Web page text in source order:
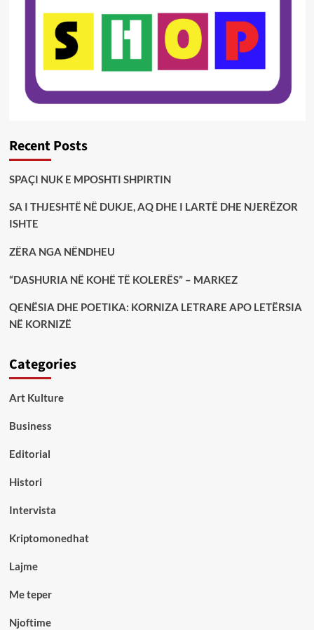
Recent Posts
SPAÇI NUK E MPOSHTI SHPIRTIN
SA I THJESHTË NË DUKJE, AQ DHE I LARTË DHE NJERËZOR
ISHTE
ZËRA NGA NËNDHEU
“DASHURIA NË KOHË TË KOLERËS” – MARKEZ
QENËSIA DHE POETIKA: KORNIZA LETRARE APO LETËRSIA
NË KORNIZË
Categories
Art Kulture
Business
Editorial
Histori
Intervista
Kriptomonedhat
Lajme
Me teper
Njoftime